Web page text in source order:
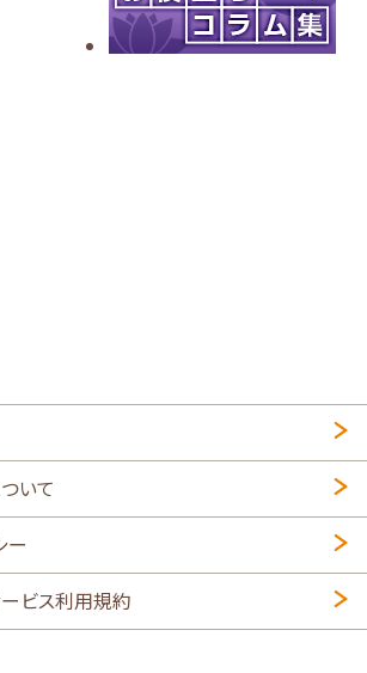
いて
ー
ビス利用規約